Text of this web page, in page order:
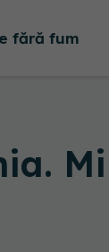
fără fum